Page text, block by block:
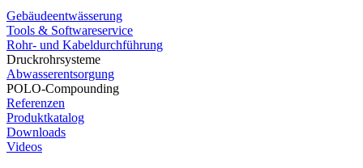
Gebäudeentwässerung
Tools & Softwareservice
Rohr- und Kabeldurchführung
Druckrohrsysteme
Abwasserentsorgung
POLO-Compounding
Referenzen
Produktkatalog
Downloads
Videos